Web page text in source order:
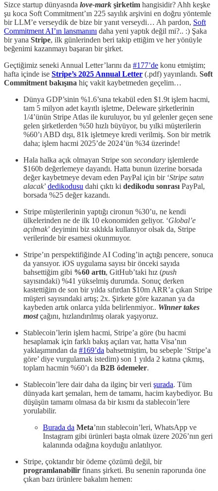
Sizce startup dünyasnda love-mark şirketim hangisidir? Ahh keşke
şu koca Soft Commitment’ın 225 sayılık arşivini en doğru yöntemle
bir LLM’e verseydik de bize bir yanıt verseydi… Ah pardon, Soft
Commitment AI’ın lansmanını daha yeni yaptık değil mi?.. :) Şaka
bir yana Stripe, ilk günlerinden beri takip ettiğim ve her yönüyle
beğenimi kazanmayı başaran bir şirket.
Geçtiğimiz seneki Annual Letter’larını da #177’de konu etmiştim;
hafta içinde ise Stripe’s 2025 Annual Letter (.pdf) yayınlandı. Soft
Commitment bakışına hiç vakit kaybetmeden geçelim…
Dünya GDP’sinin %1.6’sına tekabül eden $1.9t işlem hacmi,
tam 5 milyon adet kayıtlı işletme, Deleware şirketlerinin
1/4’ünün Stripe Atlas ile kuruluyor, bu yıl gelenler geçen sene
gelen şirketlerden %50 hızlı büyüyor, bu yılki müşterilerin
%60’ı ABD dışı, 81k işletmeye kredi verilmiş. Son bir metrik
daha; işlem hacmi 2025’de 2024’ün %34 üzerinde!
Hala halka açık olmayan Stripe son secondary işlemlerde
$160b değerlemeye dayandı. Hatta bunun üzerine borsada
değer kaybetmeye devam eden PayPal için bir ‘Stripe satın
alacak’ dedikodusu dahi çıktı ki dedikodu sonrası PayPal,
borsada %25 değer kazandı.
Stripe müşterilerinin yaptığı cironun %30’u, ne kendi
ülkelerinden ne de ilk 10 ekonomiden geliyor. ‘Global’e
açılmak’ deyimini biz sıklıkla kullanıyor olsak da, Stripe
verilerinde bir esamesi okunmuyor.
Stripe’ın perspektifiğinde AI Coding’in açtığı pencere, sonuca
da yansıyor. iOS uygulama sayısı bir önceki sayıda
bahsettiğim gibi %60 arttı, GitHub’taki hız (push
sayısındaki) %41 yükselmiş durumda. Sonuç derken
kastettiğim de son bir yılda sıfırdan $10m ARR’a çıkan Stripe
müşteri sayısındaki artış; 2x. Şirkete göre kazanan ya da
kaybeden artık onlarca yılda belirlenmiyor.. Winner takes
mostçağını, hızlandırılmış olarak yaşıyoruz.
Stablecoin’lerin işlem hacmi, Stripe’a göre (bu hacmi
hesaplamak için farklı bakış açıları var, hatta Visa’nın
yaklaşımından da #169’da bahsetmiştim, bu sebeple ‘Stripe’a
göre’ diye vurgulamak istedim) son 1 yılda 2 katına çıkmış,
toplam hacmin %60’ı da B2B ödemeler.
Stablecoin’lere dair daha da ilginç bir veri şurada. Tüm
dünyada kart şemaları, hem de tamamı, hacim kaybediyor. Bu
düşüşün tamamı olmasa da bir kısmı da stablecoin’lere
yorulabilir.
Burada da Meta’nın stablecoin’leri, WhatsApp ve
Instagram gibi ürünleri başta olmak üzere 2026’nın geri
kalanında odağına koyduğu anlatılıyor.
Stripe, çoktandır bir ödeme çözümü değil, bir
programlanabilir finans şirketi. Bu senenin raporunda öne
çıkan bazı ürünlere bakalım hemen: